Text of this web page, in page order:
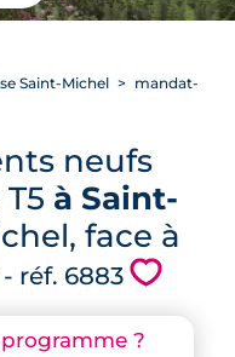
?
Saint-Michel
mandat-
neufs
à Saint-
face à
- réf. 6883 💗